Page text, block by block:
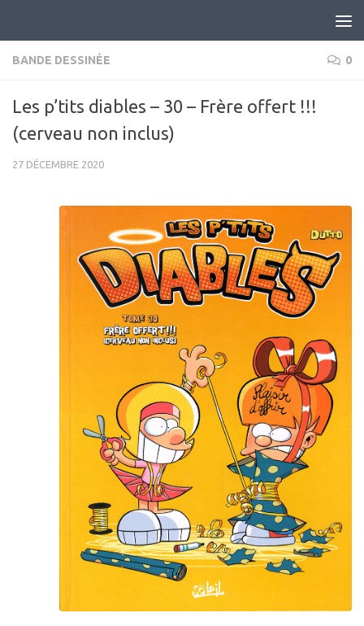
BANDE DESSINÉE 0
Les p’tits diables – 30 – Frère offert !!!
(cerveau non inclus)
27 DÉCEMBRE 2020